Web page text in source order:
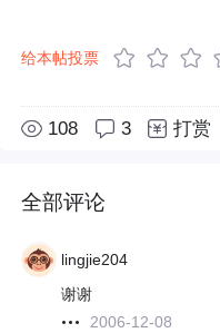
给本帖投票
108 3 打赏
全部评论
lingjie204
谢谢
2006-12-08